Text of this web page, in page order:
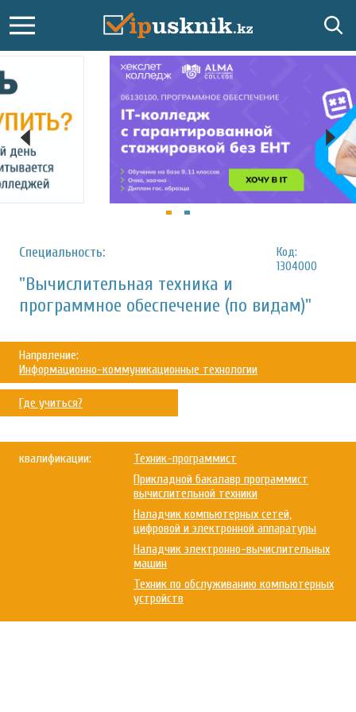
Специальность:
Код:
1304000
"Вычислительная техника и
программное обеспечение (по видам)"
Напрвление:
Информационно-коммуникационные технологии
Где учиться?
квалификации:
Техник-программист
Прикладной бакалавр программист
вычислительной техники
Наладчик компьютерных сетей,
цифровой и электронной аппаратуры
Наладчик электронно-вычислительных
машин
Техник по обслуживанию компьютерных
устройств